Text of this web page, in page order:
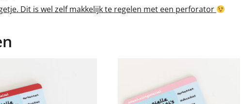
Dit is wel zelf makkelijk te regelen met een perforator